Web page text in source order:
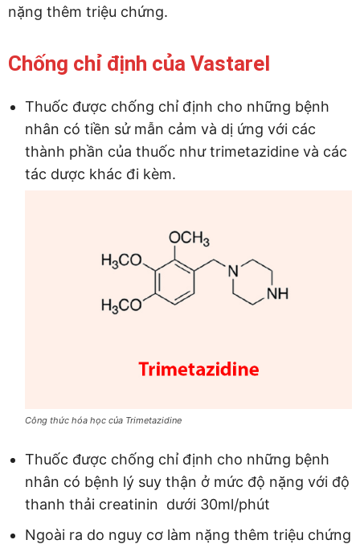
nặng thêm triệu chứng.
Chống chỉ định của Vastarel
Thuốc được chống chỉ định cho những bệnh
nhân có tiền sử mẫn cảm và dị ứng với các
thành phần của thuốc như trimetazidine và các
tác dược khác đi kèm.
Công thức hóa học của Trimetazidine
Thuốc được chống chỉ định cho những bệnh
nhân có bệnh lý suy thận ở mức độ nặng với độ
thanh thải creatinin dưới 30ml/phút
Ngoài ra do nguy cơ làm nặng thêm triệu chứng